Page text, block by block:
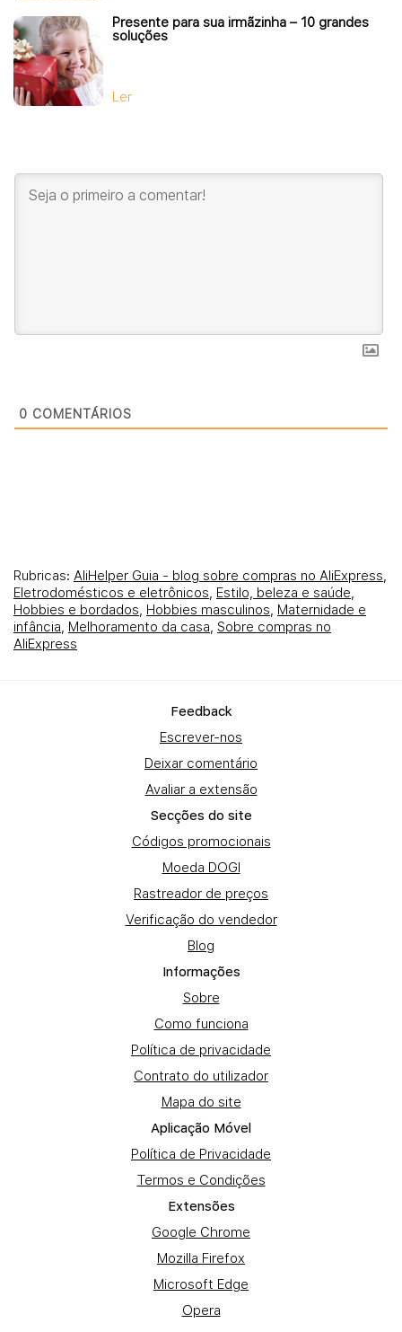
Presente para sua irmãzinha – 10 grandes
soluções
Ler
0 COMENTÁRIOS
Rubricas: AliHelper Guia - blog sobre compras no AliExpress,
Eletrodomésticos e eletrônicos, Estilo, beleza e saúde,
Hobbies e bordados, Hobbies masculinos, Maternidade e
infância, Melhoramento da casa, Sobre compras no
AliExpress
Fеedback
Escrever-nos
Deixar comentário
Avaliar a extensão
Secções do site
Códigos promocionais
Moeda DOGI
Rastreador de preços
Verificação do vendedor
Blog
Informações
Sobre
Como funciona
Política de privacidade
Contrato do utilizador
Mapa do site
Aplicação Móvel
Política de Privacidade
Termos e Condições
Extensões
Google Chrome
Mozilla Firefox
Microsoft Edge
Opera